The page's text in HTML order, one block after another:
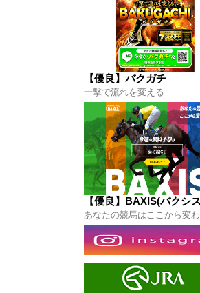
【優良】バクガチ
一撃で流れを変える
【優良】BAXIS(バクシ
あなたの競馬はここから変